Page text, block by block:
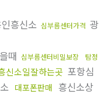
흥신소 심부름센터가격 광
때 심부름센터비밀보장
탐정
신소일잘하는곳 포항심
대포폰판매 흥신소상